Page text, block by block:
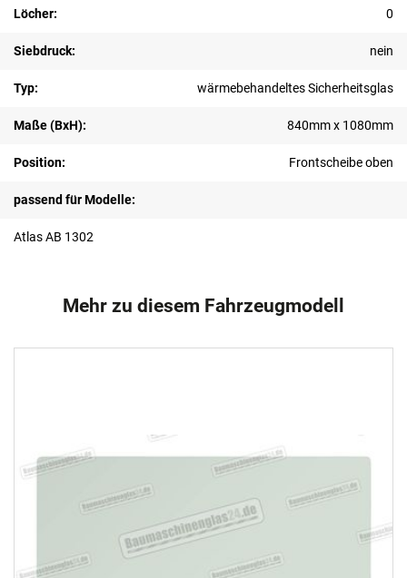
Löcher: 0
Siebdruck: nein
Typ: wärmebehandeltes Sicherheitsglas
Maße (BxH): 840mm x 1080mm
Position: Frontscheibe oben
passend für Modelle:
Atlas AB 1302
Mehr zu diesem Fahrzeugmodell